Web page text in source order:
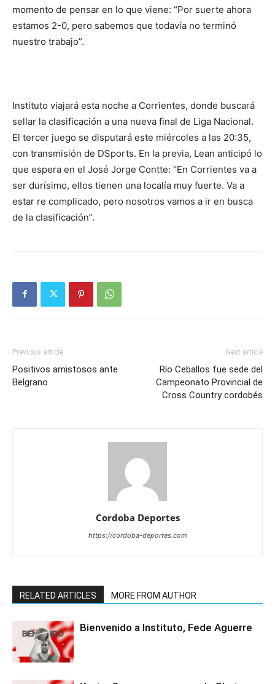
momento de pensar en lo que viene: “Por suerte ahora
estamos 2-0, pero sabemos que todavía no terminó
nuestro trabajo”.
Instituto viajará esta noche a Corrientes, donde buscará
sellar la clasificación a una nueva final de Liga Nacional.
El tercer juego se disputará este miércoles a las 20:35,
con transmisión de DSports. En la previa, Lean anticipó lo
que espera en el José Jorge Contte: “En Corrientes va a
ser durísimo, ellos tienen una localía muy fuerte. Va a
estar re complicado, pero nosotros vamos a ir en busca
de la clasificación”.
Previous article
Positivos amistosos ante
Belgrano
Next article
Río Ceballos fue sede del
Campeonato Provincial de
Cross Country cordobés
Cordoba Deportes
https://cordoba-deportes.com
RELATED ARTICLES MORE FROM AUTHOR
Bienvenido a Instituto, Fede Aguerre